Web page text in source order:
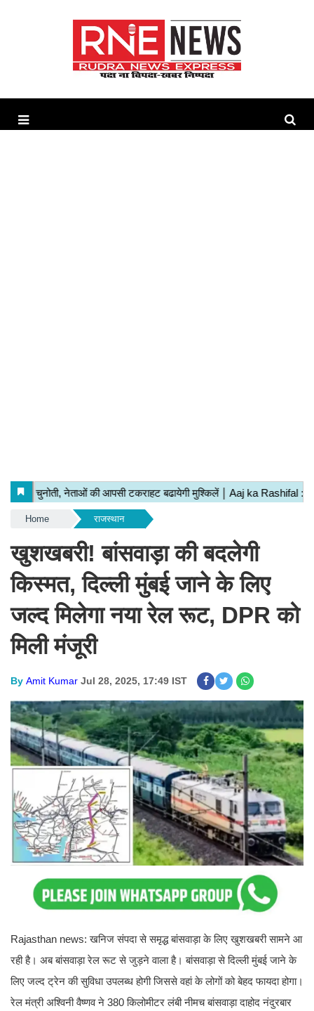
Home राजस्थान
खुशखबरी! बांसवाड़ा की बदलेगी
किस्मत, दिल्ली मुंबई जाने के लिए
जल्द मिलेगा नया रेल रूट, DPR को
मिली मंजूरी
By Amit Kumar Jul 28, 2025, 17:49 IST
Rajasthan news: खनिज संपदा से समृद्ध बांसवाड़ा के लिए खुशखबरी सामने आ
रही है। अब बांसवाड़ा रेल रूट से जुड़ने वाला है। बांसवाड़ा से दिल्ली मुंबई जाने के
लिए जल्द ट्रेन की सुविधा उपलब्ध होगी जिससे वहां के लोगों को बेहद फायदा होगा।
रेल मंत्री अश्विनी वैष्णव ने 380 किलोमीटर लंबी नीमच बांसवाड़ा दाहोद नंदुरबार